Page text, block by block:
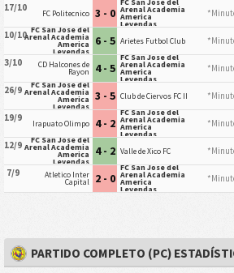
17/10
FC Politecnico 3 - 0
FC San Jose del
Arenal Academia
America
Leyendas
10/10 FC San Jose del
Arenal Academia
America
Leyendas
6 - 5 Arietes Futbol Club
3/10
CD Halcones de
Rayon 4 - 5
FC San Jose del
Arenal Academia
America
Leyendas
26/9
FC San Jose del
Arenal Academia
America
Leyendas
3 - 5 Club de Ciervos FC II
19/9
Irapuato Olimpo 4 - 2
FC San Jose del
Arenal Academia
America
Leyendas
12/9
FC San Jose del
Arenal Academia
America
Leyendas
4 - 2 Valle de Xico FC
7/9
Atletico Inter
Capital 2 - 0
FC San Jose del
Arenal Academia
America
Leyendas
PARTIDO COMPLETO (PC)